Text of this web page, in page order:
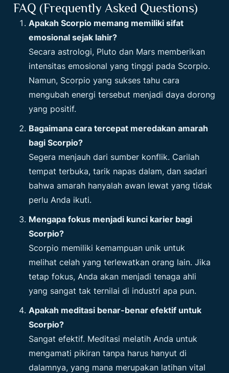
FAQ (Frequently Asked Questions)
Apakah Scorpio memang memiliki sifat
emosional sejak lahir?
Secara astrologi, Pluto dan Mars memberikan
intensitas emosional yang tinggi pada Scorpio.
Namun, Scorpio yang sukses tahu cara
mengubah energi tersebut menjadi daya dorong
yang positif.
Bagaimana cara tercepat meredakan amarah
bagi Scorpio?
Segera menjauh dari sumber konflik. Carilah
tempat terbuka, tarik napas dalam, dan sadari
bahwa amarah hanyalah awan lewat yang tidak
perlu Anda ikuti.
Mengapa fokus menjadi kunci karier bagi
Scorpio?
Scorpio memiliki kemampuan unik untuk
melihat celah yang terlewatkan orang lain. Jika
tetap fokus, Anda akan menjadi tenaga ahli
yang sangat tak ternilai di industri apa pun.
Apakah meditasi benar-benar efektif untuk
Scorpio?
Sangat efektif. Meditasi melatih Anda untuk
mengamati pikiran tanpa harus hanyut di
dalamnya, yang mana merupakan latihan vital